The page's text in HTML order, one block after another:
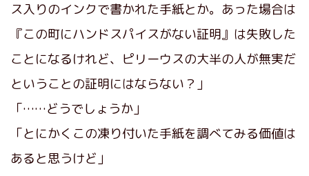
ス入りのインクで書かれた手紙とか。あった場合は
『この町にハンドスパイスがない証明』は失敗した
ことになるけれど、ピリーウスの大半の人が無実だ
ということの証明にはならない？」
「……どうでしょうか」
「とにかくこの凍り付いた手紙を調べてみる価値は
あると思うけど」